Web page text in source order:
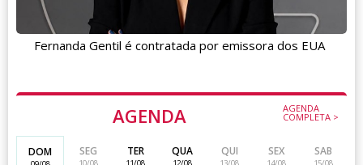
AGENDA AGENDA
COMPLETA >
DOM SEG
10/08
TER
11/08
QUA
12/08
QUI
13/08
SEX
14/08
SAB
15/08
Fernanda Gentil é contratada por emissora dos EUA